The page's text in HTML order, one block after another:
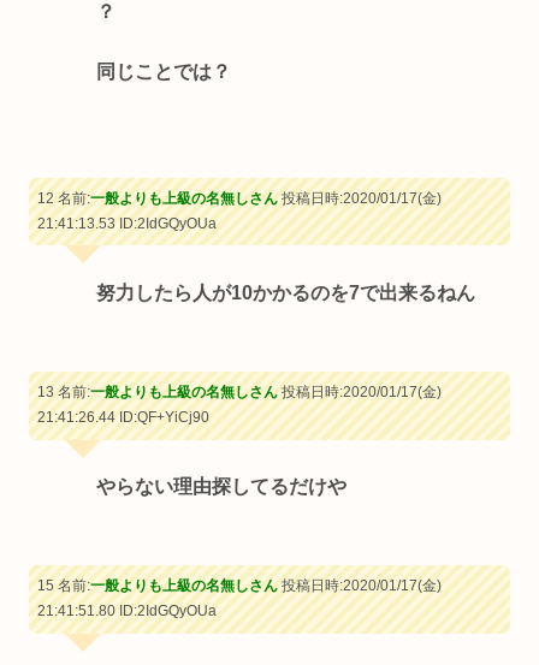
？
同じことでは？
12 名前:一般よりも上級の名無しさん投稿日時:2020/01/17(金)
21:41:13.53ID:2IdGQyOUa
努力したら人が10かかるのを7で出来るねん
13 名前:一般よりも上級の名無しさん投稿日時:2020/01/17(金)
21:41:26.44ID:QF+YiCj90
やらない理由探してるだけや
15 名前:一般よりも上級の名無しさん投稿日時:2020/01/17(金)
21:41:51.80ID:2IdGQyOUa